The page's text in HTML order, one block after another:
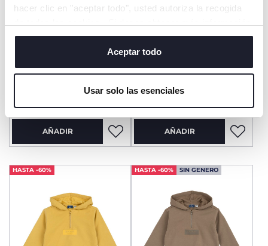
hacer clic en "aceptar todo", usted autoriza la recogida
o cambiar o revocar el consentimiento de todas o
algunas cookies, haga clic en "mostrar detalles". Al
cerrar este banner, usted consiente en utilizar
servicio solicitado.
Aceptar todo
Usar solo las esenciales
Jersey de Rayas
AÑADIR
Jersey Dinosaurios
AÑADIR
HASTA -60% HASTA -60% SIN GENERO